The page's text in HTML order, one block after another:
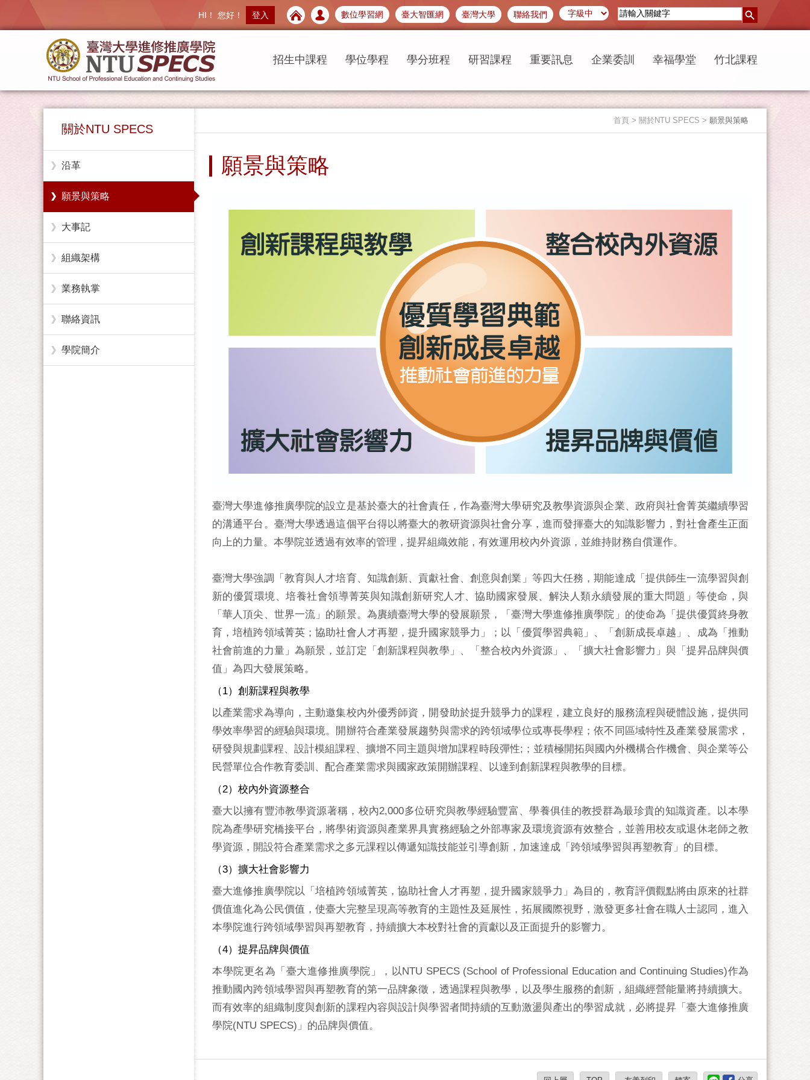
數位學習網 臺大智匯網 臺灣大學 聯絡我們
HI！ 您好！ 登入
招生中課程 學位學程 學分班程 研習課程 重要訊息 企業委訓 幸福學堂 竹北課程
關於NTU SPECS
沿革
願景與策略
大事記
組織架構
業務執掌
聯絡資訊
學院簡介
首頁 > 關於NTU SPECS > 願景與策略
願景與策略
臺灣大學進修推廣學院的設立是基於臺大的社會責任，作為臺灣大學研究及教學資源與企業、政府與社會菁英繼續學習
的溝通平台。臺灣大學透過這個平台得以將臺大的教研資源與社會分享，進而發揮臺大的知識影響力，對社會產生正面
向上的力量。本學院並透過有效率的管理，提昇組織效能，有效運用校內外資源，並維持財務自償運作。
臺灣大學強調「教育與人才培育、知識創新、貢獻社會、創意與創業」等四大任務，期能達成「提供師生一流學習與創
新的優質環境、培養社會領導菁英與知識創新研究人才、協助國家發展、解決人類永續發展的重大問題」等使命，與
「華人頂尖、世界一流」的願景。為賡續臺灣大學的發展願景，「臺灣大學進修推廣學院」的使命為「提供優質終身教
育，培植跨領域菁英；協助社會人才再塑，提升國家競爭力」；以「優質學習典範」、「創新成長卓越」、成為「推動
社會前進的力量」為願景，並訂定「創新課程與教學」、「整合校內外資源」、「擴大社會影響力」與「提昇品牌與價
值」為四大發展策略。
（1）創新課程與教學
以產業需求為導向，主動邀集校內外優秀師資，開發助於提升競爭力的課程，建立良好的服務流程與硬體設施，提供同
學效率學習的經驗與環境。開辦符合產業發展趨勢與需求的跨領域學位或專長學程；依不同區域特性及產業發展需求，
研發與規劃課程、設計模組課程、擴增不同主題與增加課程時段彈性;；並積極開拓與國內外機構合作機會、與企業等公
民營單位合作教育委訓、配合產業需求與國家政策開辦課程、以達到創新課程與教學的目標。
（2）校內外資源整合
臺大以擁有豐沛教學資源著稱，校內2,000多位研究與教學經驗豐富、學養俱佳的教授群為最珍貴的知識資產。以本學
院為產學研究橋接平台，將學術資源與產業界具實務經驗之外部專家及環境資源有效整合，並善用校友或退休老師之教
學資源，開設符合產業需求之多元課程以傳遞知識技能並引導創新，加速達成「跨領域學習與再塑教育」的目標。
（3）擴大社會影響力
臺大進修推廣學院以「培植跨領域菁英，協助社會人才再塑，提升國家競爭力」為目的，教育評價觀點將由原來的社群
價值進化為公民價值，使臺大完整呈現高等教育的主題性及延展性，拓展國際視野，激發更多社會在職人士認同，進入
本學院進行跨領域學習與再塑教育，持續擴大本校對社會的貢獻以及正面提升的影響力。
（4）提昇品牌與價值
本學院更名為「臺大進修推廣學院」，以NTU SPECS (School of Professional Education and Continuing Studies)作為
推動國內跨領域學習與再塑教育的第一品牌象徵，透過課程與教學，以及學生服務的創新，組織經營能量將持續擴大。
而有效率的組織制度與創新的課程內容與設計與學習者間持續的互動激盪與產出的學習成就，必將提昇「臺大進修推廣
學院(NTU SPECS)」的品牌與價值。